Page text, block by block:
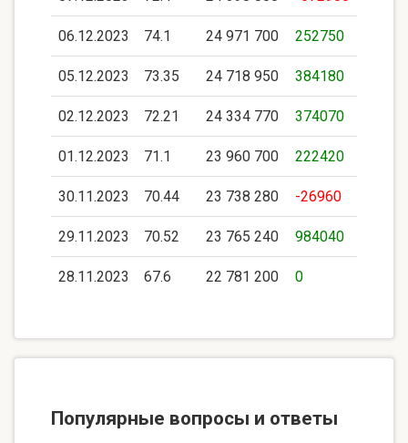
06.12.2023 74.1 24 971 700 252750
05.12.2023 73.35 24 718 950 384180
02.12.2023 72.21 24 334 770 374070
01.12.2023 71.1 23 960 700 222420
30.11.2023 70.44 23 738 280 -26960
29.11.2023 70.52 23 765 240 984040
28.11.2023 67.6 22 781 200 0
Популярные вопросы и ответы